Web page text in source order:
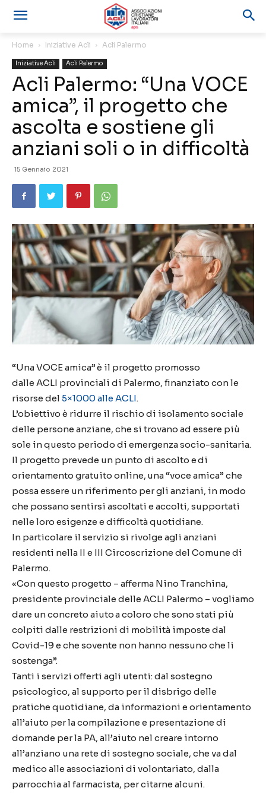
Home Iniziative Acli Acli Palermo
Iniziative Acli Acli Palermo
Acli Palermo: “Una VOCE
amica”, il progetto che
ascolta e sostiene gli
anziani soli o in difficoltà
15 Gennaio 2021
“Una VOCE amica” è il progetto promosso
dalle ACLI provinciali di Palermo, finanziato con le
risorse del 5×1000 alle ACLI.
L’obiettivo è ridurre il rischio di isolamento sociale
delle persone anziane, che si trovano ad essere più
sole in questo periodo di emergenza socio-sanitaria.
Il progetto prevede un punto di ascolto e di
orientamento gratuito online, una“voce amica” che
possaessere un riferimento per gli anziani, in modo
che possano sentirsi ascoltati e accolti, supportati
nelle loro esigenze e difficoltà quotidiane.
In particolare il servizio si rivolge agli anziani
residenti nella II e III Circoscrizione del Comune di
Palermo.
«Con questo progetto – afferma Nino Tranchina,
presidente provinciale delle ACLI Palermo – vogliamo
dare un concreto aiuto a coloro che sono stati più
colpiti dalle restrizioni di mobilità imposte dal
Covid-19 e che sovente non hanno nessuno che li
sostenga”.
Tanti i servizi offerti agli utenti: dal sostegno
psicologico, al supporto per il disbrigo delle
pratiche quotidiane, da informazioni e orientamento
all’aiuto per la compilazione e presentazione di
domande per la PA, all’aiuto nel creare intorno
all’anziano una rete di sostegno sociale, che va dal
medico alle associazioni di volontariato, dalla
parrocchia al farmacista, per citarne alcuni.